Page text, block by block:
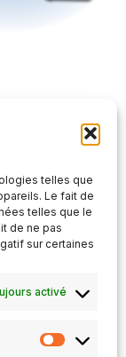
telles que
Le fait de
telles que le
de ne pas
sur certaines
activé